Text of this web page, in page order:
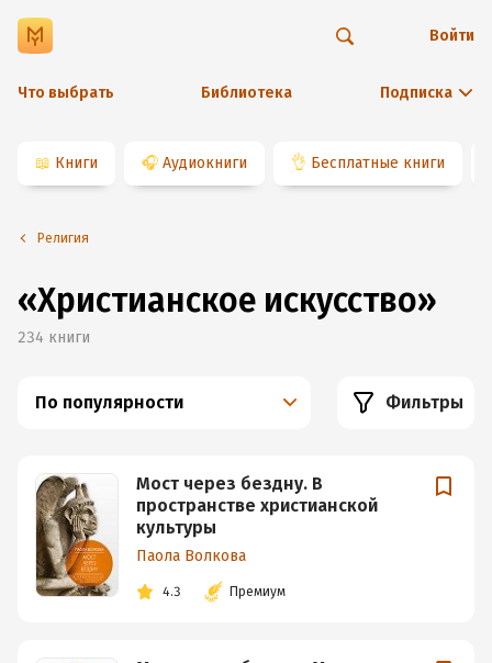
Что выбрать Библиотека Подписка
Войти
📖 Книги 🎧 Аудиокниги 👌 Бесплатные книги
Религия
«Христианское искусство»
234 книги
По популярности Фильтры
Мост через бездну. В
пространстве христианской
культуры
Паола Волкова
4.3 Премиум